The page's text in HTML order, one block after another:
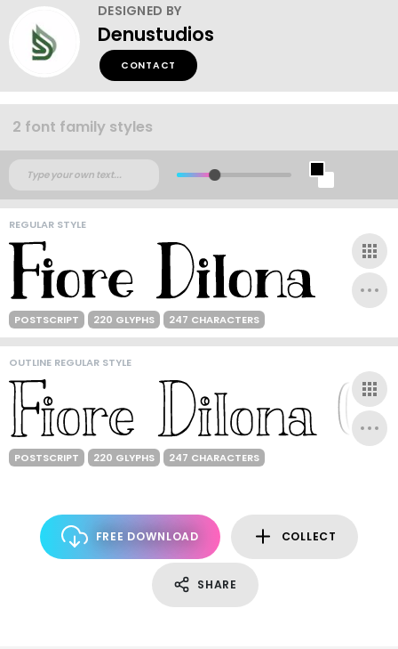
DESIGNED BY
Denustudios
CONTACT
2 font family styles
REGULAR STYLE
POSTSCRIPT 220 GLYPHS 247 CHARACTERS
OUTLINE REGULAR STYLE
POSTSCRIPT 220 GLYPHS 247 CHARACTERS
FREE DOWNLOAD COLLECT
SHARE